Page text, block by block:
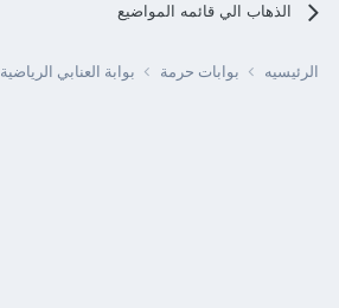
الذهاب الي قائمه المواضيع
الرئيسيه بوابات حرمة بوابة العنابي الرياضية